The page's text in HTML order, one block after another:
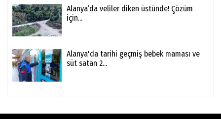
Alanya’da veliler diken üstünde! Çözüm
için...
Alanya'da tarihi geçmiş bebek maması ve
süt satan 2...